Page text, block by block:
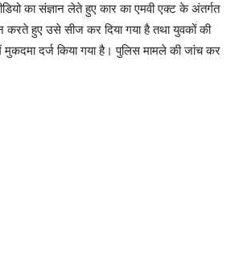
का संज्ञान लेते हुए कार का एमवी एक्ट के अंतर्गत
करते हुए उसे सीज कर दिया गया है तथा युवकों की
दर्ज किया गया है। पुलिस मामले की जांच कर